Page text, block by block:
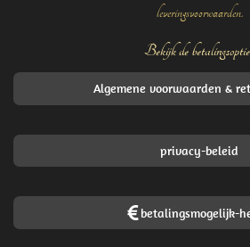
leveringsvoorwaarden.
Bekijk de
Algemene voorwaarden &
privacy-beleid
betalingsmogelijk-